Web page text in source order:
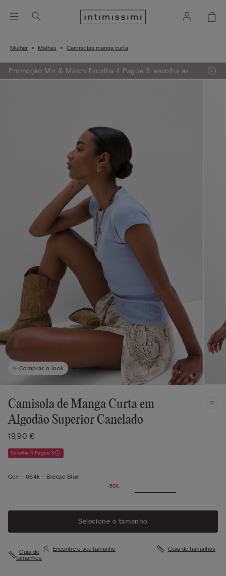
Mulher Malhas Camisolas manga curta
Promoção Mix & Match Escolha 4 Pague 3: escolha as
suas peças preferidas entre malhas, pijamas, bodies e
Comprar o look
Camisola de Manga Curta em
Algodão Superior Canelado
19,90 €
Escolha 4 Pague 3
Cor: - 064k - Breeze Blue
-50%
Selecione o tamanho
Guia de
tamanhos
Encontre o seu tamanho Guia de tamanhos